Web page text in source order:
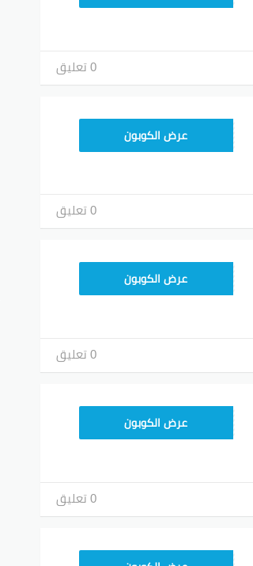
0 تعليق
HONEY125
عرض الكوبون
0 تعليق
HONEY125
عرض الكوبون
0 تعليق
HONEY125
عرض الكوبون
0 تعليق